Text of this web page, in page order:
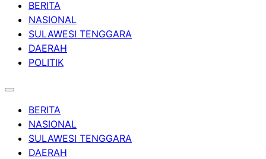
BERITA
NASIONAL
SULAWESI TENGGARA
DAERAH
POLITIK
BERITA
NASIONAL
SULAWESI TENGGARA
DAERAH